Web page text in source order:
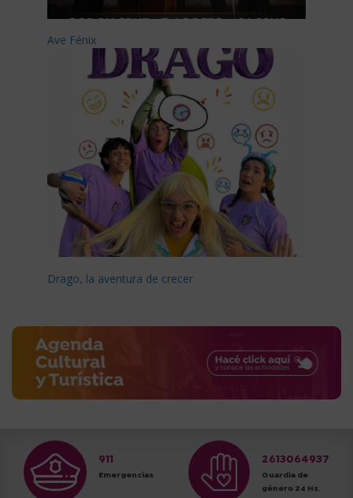
Ave Fénix
Drago, la aventura de crecer
911
Emergencias
2613064937
Guardia de
género 24 Hs.